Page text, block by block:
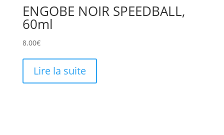
ENGOBE NOIR SPEEDBALL,
60ml
8.00€
Lire la suite